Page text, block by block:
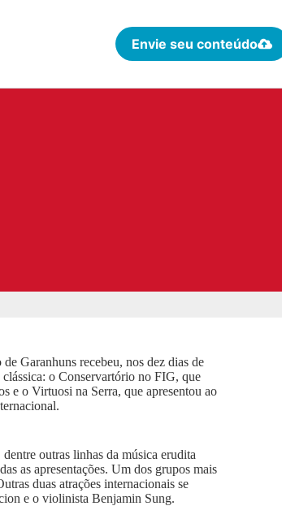
Envie seu conteúdo
Garanhuns recebeu, nos dez dias de
o Conservartório no FIG, que
e o Virtuosi na Serra, que apresentou ao
outras linhas da música erudita
as apresentações. Um dos grupos mais
duas atrações internacionais se
e o violinista Benjamin Sung.